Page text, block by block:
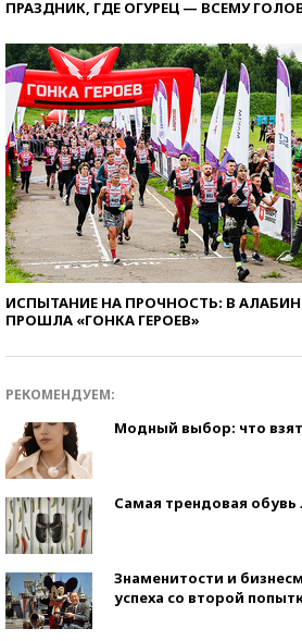
ПРАЗДНИК, ГДЕ ОГУРЕЦ — ВСЕМУ
ИСПЫТАНИЕ НА ПРОЧНОСТЬ: В
ПРОШЛА «ГОНКА ГЕРОЕВ»
РЕКОМЕНДУЕМ:
Модный выбор: что
Самая трендовая обувь
Знаменитости и
успеха со второй